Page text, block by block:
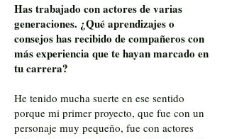
Has trabajado con actores de varias
generaciones. ¿Qué aprendizajes o
consejos has recibido de compañeros con
más experiencia que te hayan marcado en
tu carrera?
He tenido mucha suerte en ese sentido
porque mi primer proyecto, que fue con un
personaje muy pequeño, fue con actores